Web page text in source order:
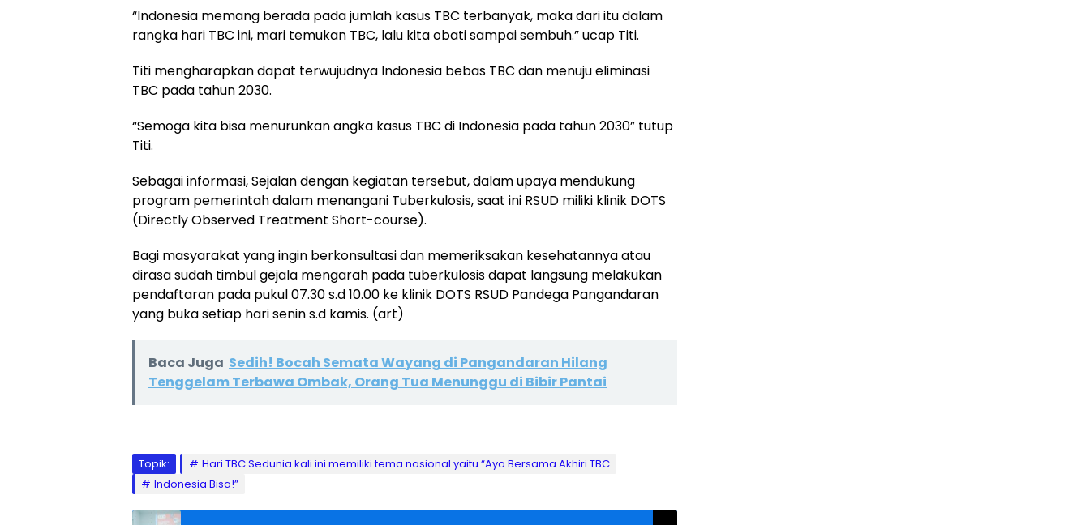
“Indonesia memang berada pada jumlah kasus TBC terbanyak, maka dari itu dalam
rangka hari TBC ini, mari temukan TBC, lalu kita obati sampai sembuh.” ucap Titi.
Titi mengharapkan dapat terwujudnya Indonesia bebas TBC dan menuju eliminasi
TBC pada tahun 2030.
“Semoga kita bisa menurunkan angka kasus TBC di Indonesia pada tahun 2030” tutup
Titi.
Sebagai informasi, Sejalan dengan kegiatan tersebut, dalam upaya mendukung
program pemerintah dalam menangani Tuberkulosis, saat ini RSUD miliki klinik DOTS
(Directly Observed Treatment Short-course).
Bagi masyarakat yang ingin berkonsultasi dan memeriksakan kesehatannya atau
dirasa sudah timbul gejala mengarah pada tuberkulosis dapat langsung melakukan
pendaftaran pada pukul 07.30 s.d 10.00 ke klinik DOTS RSUD Pandega Pangandaran
yang buka setiap hari senin s.d kamis. (art)
Baca Juga Sedih! Bocah Semata Wayang di Pangandaran Hilang
Tenggelam Terbawa Ombak, Orang Tua Menunggu di Bibir Pantai
Topik:
Hari TBC Sedunia kali ini memiliki tema nasional yaitu “Ayo Bersama Akhiri TBC
Indonesia Bisa!”